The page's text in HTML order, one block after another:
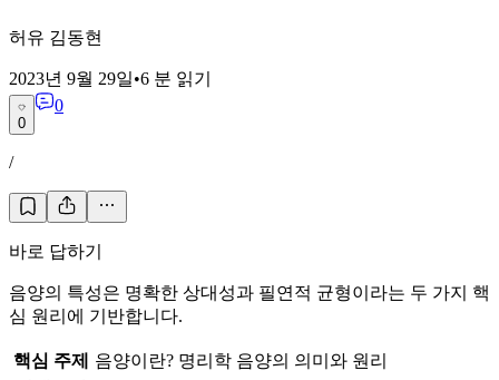
허유 김동현
2023년 9월 29일•6 분 읽기
0
0
/
바로 답하기
음양의 특성은 명확한 상대성과 필연적 균형이라는 두 가지 핵
심 원리에 기반합니다.
핵심 주제
음양이란? 명리학 음양의 의미와 원리